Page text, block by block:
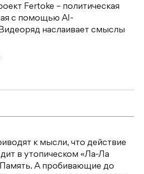
Fertoke – политическая
с помощью AI-
наслаивает смыслы
к мысли, что действие
в утопическом «Ла-Ла
А пробивающие до